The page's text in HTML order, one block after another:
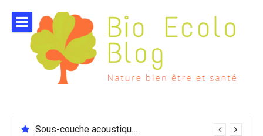
contenu
Sous-couche acoustique compatible chauffage sol